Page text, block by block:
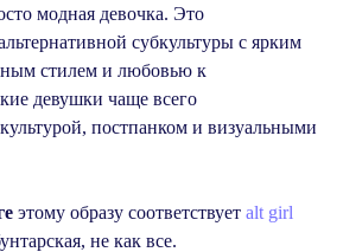
модная девочка. Это
субкультуры с ярким
стилем и любовью к
девушки чаще всего
постпанком и визуальными
этому образу соответствует alt girl
не как все.
статьи